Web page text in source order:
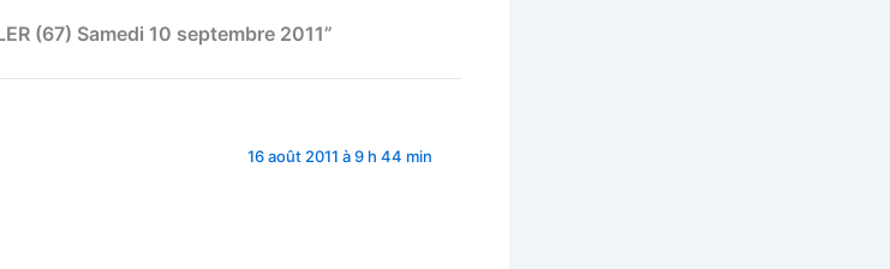
(67) Samedi 10 septembre 2011”
16 août 2011 à 9 h 44 min